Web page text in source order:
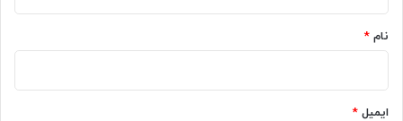
نام *
ایمیل *